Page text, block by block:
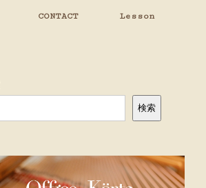
CONTACT Lesson
検索